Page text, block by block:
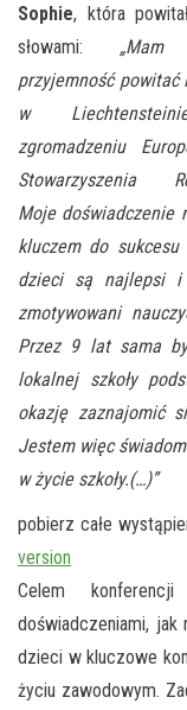
Sophie, która
słowami: „Mam
przyjemność powitać
w
zgromadzeniu
Stowarzyszenia
Moje doświadczenie
kluczem do sukcesu
dzieci są najlepsi i
zmotywowani
Przez 9 lat sama
lokalnej szkoły
okazję zaznajomić
Jestem więc
w życie szkoły.(…)”
pobierz całe
version
Celem
doświadczeniami,
dzieci w kluczowe
życiu zawodowym.